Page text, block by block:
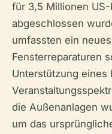
für 3,5 Millionen
abgeschlossen
umfassten ein
Fensterreparaturen
Unterstützung eines
die Außenanlagen
um das